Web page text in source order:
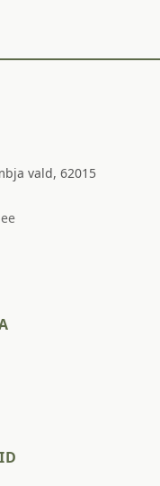
vald, 62015